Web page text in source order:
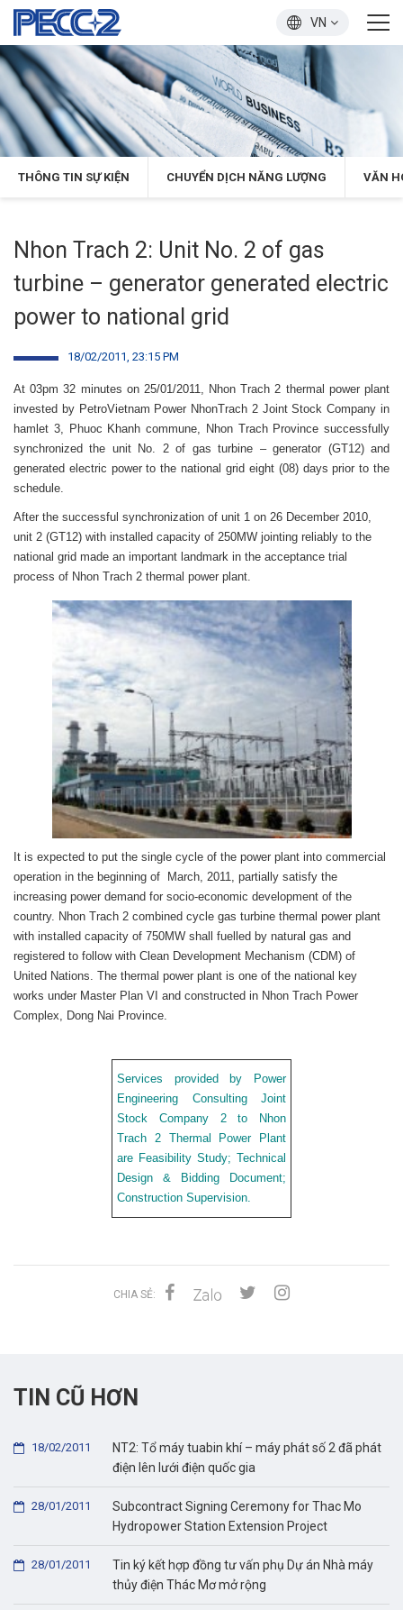
VN
THÔNG TIN SỰ KIỆN CHUYỂN DỊCH NĂNG LƯỢNG VĂN
Nhon Trach 2: Unit No. 2 of gas
turbine – generator generated electric
power to national grid
18/02/2011, 23:15 PM
At 03pm 32 minutes on 25/01/2011, Nhon Trach 2 thermal power plant
invested by PetroVietnam Power NhonTrach 2 Joint Stock Company in
hamlet 3, Phuoc Khanh commune, Nhon Trach Province successfully
synchronized the unit No. 2 of gas turbine – generator (GT12) and
generated electric power to the national grid eight (08) days prior to the
schedule.
After the successful synchronization of unit 1 on 26 December 2010,
unit 2 (GT12) with installed capacity of 250MW jointing reliably to the
national grid made an important landmark in the acceptance trial
process of Nhon Trach 2 thermal power plant.
It is expected to put the single cycle of the power plant into commercial
operation in the beginning of
March, 2011, partially satisfy the
increasing power demand for socio-economic development of the
country. Nhon Trach 2 combined cycle gas turbine thermal power plant
with installed capacity of 750MW shall fuelled by natural gas and
registered to follow with Clean Development Mechanism (CDM) of
United Nations. The thermal power plant is one of the national key
works under Master Plan VI and constructed in Nhon Trach Power
Complex, Dong Nai Province.
Services provided by Power
Engineering Consulting Joint
Stock Company 2 to Nhon
Trach 2 Thermal Power Plant
are Feasibility Study; Technical
Design & Bidding Document;
Construction Supervision.
CHIA SẺ:
TIN CŨ HƠN
NT2: Tổ máy tuabin khí – máy phát số 2 đã phát
điện lên lưới điện quốc gia
18/02/2011
Subcontract Signing Ceremony for Thac Mo
Hydropower Station Extension Project
28/01/2011
Tin ký kết hợp đồng tư vấn phụ Dự án Nhà máy
thủy điện Thác Mơ mở rộng
28/01/2011